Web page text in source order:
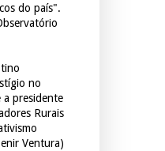
do país".
no
a presidente
Rurais
Ventura)